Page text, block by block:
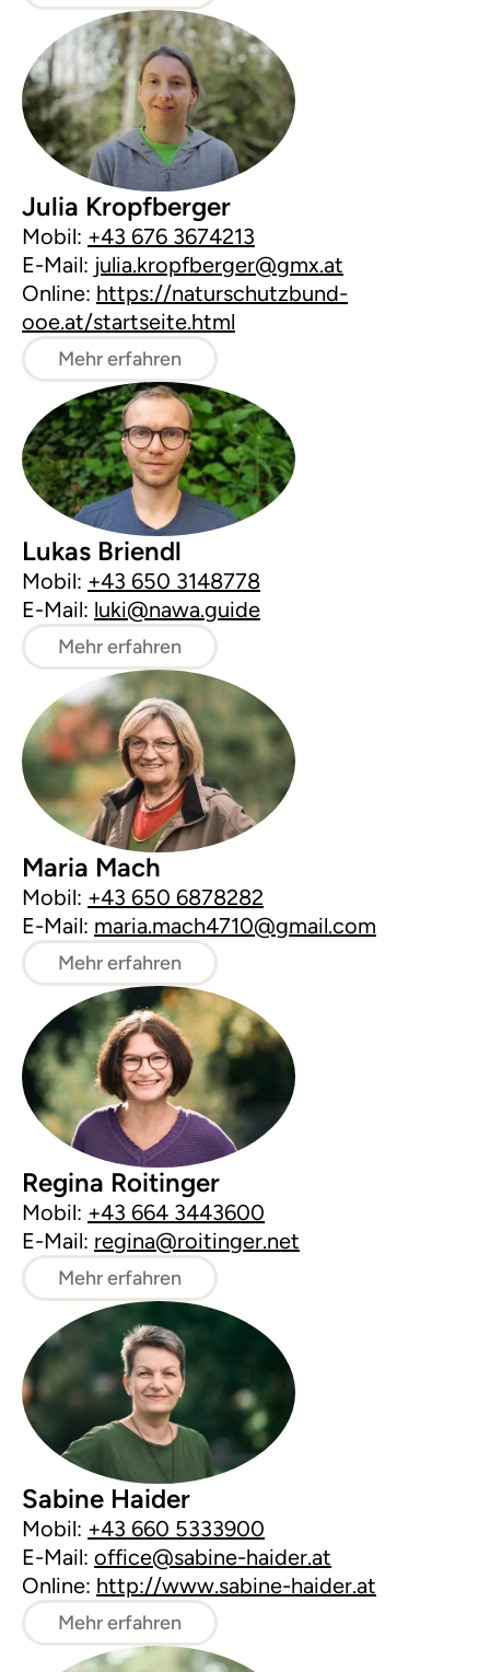
Julia Kropfberger
Mobil: +43 676 3674213
E-Mail: julia.kropfberger@gmx.at
Online: https://naturschutzbund-
ooe.at/startseite.html
Mehr erfahren
Lukas Briendl
Mobil: +43 650 3148778
E-Mail: luki@nawa.guide
Mehr erfahren
Maria Mach
Mobil: +43 650 6878282
E-Mail: maria.mach4710@gmail.com
Mehr erfahren
Regina Roitinger
Mobil: +43 664 3443600
E-Mail: regina@roitinger.net
Mehr erfahren
Sabine Haider
Mobil: +43 660 5333900
E-Mail: office@sabine-haider.at
Online: http://www.sabine-haider.at
Mehr erfahren